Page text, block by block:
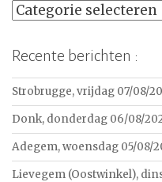
Categorieën
Recente berichten :
Strobrugge, vrijdag 07/08/
Donk, donderdag 06/08/
Adegem, woensdag 05/08/
Lievegem (Oostwinkel),